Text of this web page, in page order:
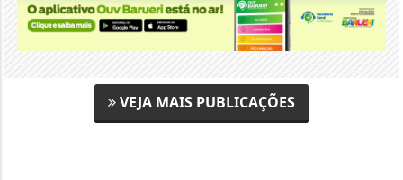
VEJA MAIS PUBLICAÇÕES